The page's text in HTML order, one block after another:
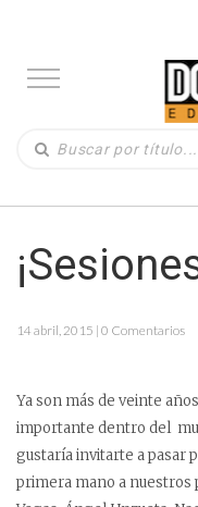
14 abril, 2015 | 0 Comentarios
Ya son más de veinte
importante dentro del
gustaría invitarte a pasar
primera mano a nuestros